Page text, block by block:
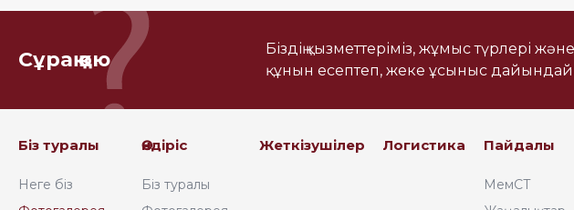
Сұрақ қою
Біздің қызметтеріміз, жұмыс түрлері
құнын есептеп, жеке ұсыныс
Біз туралы
Неге біз
Өндіріс
Біз туралы
Жеткізушілер Логистика Пайдалы
МемСТ